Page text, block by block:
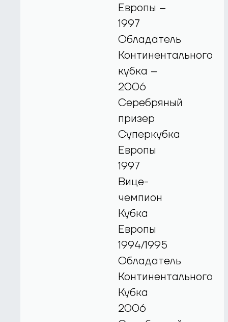
Европы –
1997
Обладатель
Континентального
кубка –
2006
Серебряный
призер
Суперкубка
Европы
1997
Вице-
чемпион
Кубка
Европы
1994/1995
Обладатель
Континентального
Кубка
2006